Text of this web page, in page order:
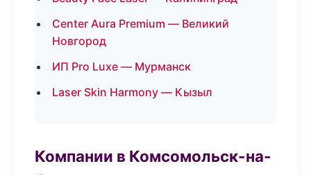
Center Aura Premium — Великий
Новгород
ИП Pro Luxe — Мурманск
Laser Skin Harmony — Кызыл
Компании в Комсомольск-на-